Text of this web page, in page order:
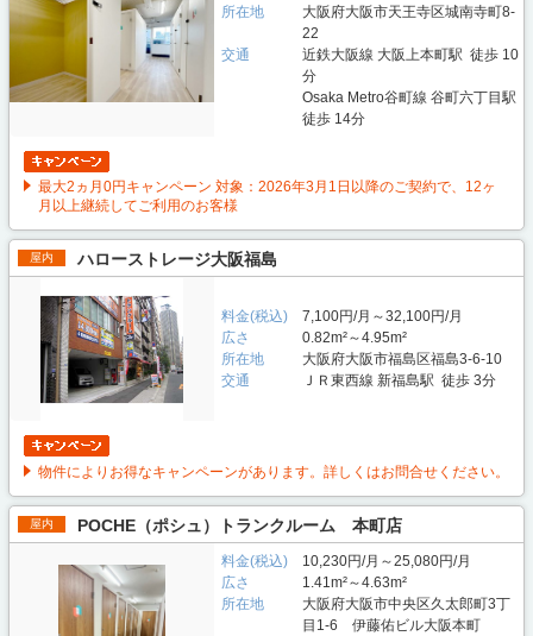
所在地
大阪府大阪市天王寺区城南寺町8-
22
交通
近鉄大阪線 大阪上本町駅 徒歩 10
分
Osaka Metro谷町線 谷町六丁目駅
徒歩 14分
最大2ヵ月0円キャンペーン 対象：2026年3月1日以降のご契約で、12ヶ
月以上継続してご利用のお客様
屋内 ハローストレージ大阪福島
料金(税込)
7,100円/月～32,100円/月
広さ
0.82m²～4.95m²
所在地
大阪府大阪市福島区福島3-6-10
交通
ＪＲ東西線 新福島駅 徒歩 3分
物件によりお得なキャンペーンがあります。詳しくはお問合せください。
屋内 POCHE（ポシュ）トランクルーム 本町店
料金(税込)
10,230円/月～25,080円/月
広さ
1.41m²～4.63m²
所在地
大阪府大阪市中央区久太郎町3丁
目1-6 伊藤佑ビル大阪本町